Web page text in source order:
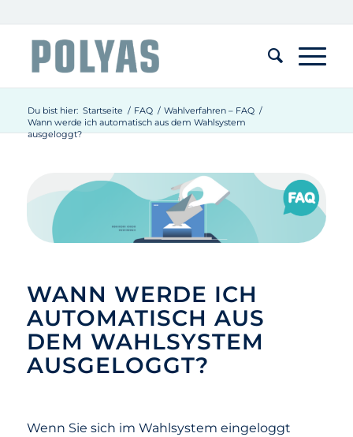
Du bist hier: Startseite / FAQ / Wahlverfahren – FAQ /
Wann werde ich automatisch aus dem Wahlsystem
ausgeloggt?
WANN WERDE ICH
AUTOMATISCH AUS
DEM WAHLSYSTEM
AUSGELOGGT?
Wenn Sie sich im Wahlsystem eingeloggt